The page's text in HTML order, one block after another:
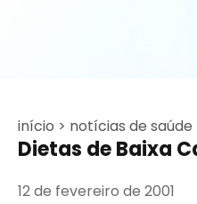
início > notícias de saúde
Dietas de Baixa
12 de fevereiro de 2001